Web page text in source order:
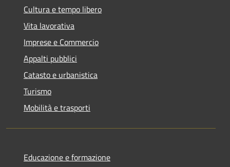
Cultura e tempo libero
Vita lavorativa
Imprese e Commercio
Appalti pubblici
Catasto e urbanistica
Turismo
Mobilità e trasporti
Educazione e formazione